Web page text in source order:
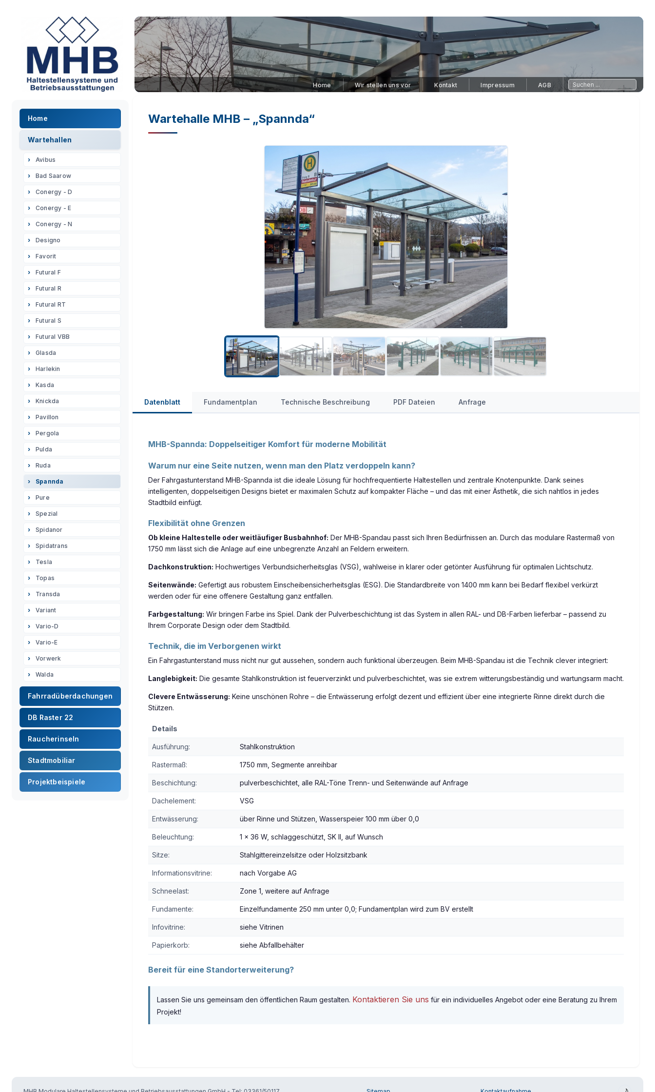
Home Wir stellen uns vor Kontakt Impressum AGB
Home
Wartehallen
Avibus
Bad Saarow
Conergy - D
Conergy - E
Conergy - N
Designo
Favorit
Futural F
Futural R
Futural RT
Futural S
Futural VBB
Glasda
Harlekin
Kasda
Knickda
Pavillon
Pergola
Pulda
Ruda
Spannda
Pure
Spezial
Spidanor
Spidatrans
Tesla
Topas
Transda
Variant
Vario-D
Vario-E
Vorwerk
Walda
Fahrradüberdachungen
DB Raster 22
Raucherinseln
Stadtmobiliar
Projektbeispiele
Wartehalle MHB – „Spannda“
Datenblatt Fundamentplan Technische Beschreibung PDF Dateien Anfrage
MHB-Spannda: Doppelseitiger Komfort für moderne Mobilität
Warum nur eine Seite nutzen, wenn man den Platz verdoppeln kann?
Der Fahrgastunterstand MHB-Spannda ist die ideale Lösung für hochfrequentierte Haltestellen und zentrale Knotenpunkte. Dank seines
intelligenten, doppelseitigen Designs bietet er maximalen Schutz auf kompakter Fläche – und das mit einer Ästhetik, die sich nahtlos in jedes
Stadtbild einfügt.
Flexibilität ohne Grenzen
Ob kleine Haltestelle oder weitläufiger Busbahnhof: Der MHB-Spandau passt sich Ihren Bedürfnissen an. Durch das modulare Rastermaß von
1750 mm lässt sich die Anlage auf eine unbegrenzte Anzahl an Feldern erweitern.
Dachkonstruktion: Hochwertiges Verbundsicherheitsglas (VSG), wahlweise in klarer oder getönter Ausführung für optimalen Lichtschutz.
Seitenwände: Gefertigt aus robustem Einscheibensicherheitsglas (ESG). Die Standardbreite von 1400 mm kann bei Bedarf flexibel verkürzt
werden oder für eine offenere Gestaltung ganz entfallen.
Farbgestaltung: Wir bringen Farbe ins Spiel. Dank der Pulverbeschichtung ist das System in allen RAL- und DB-Farben lieferbar – passend zu
Ihrem Corporate Design oder dem Stadtbild.
Technik, die im Verborgenen wirkt
Ein Fahrgastunterstand muss nicht nur gut aussehen, sondern auch funktional überzeugen. Beim MHB-Spandau ist die Technik clever integriert:
Langlebigkeit: Die gesamte Stahlkonstruktion ist feuerverzinkt und pulverbeschichtet, was sie extrem witterungsbeständig und wartungsarm macht.
Clevere Entwässerung: Keine unschönen Rohre – die Entwässerung erfolgt dezent und effizient über eine integrierte Rinne direkt durch die
Stützen.
Details
Ausführung: Stahlkonstruktion
Rastermaß: 1750 mm, Segmente anreihbar
Beschichtung: pulverbeschichtet, alle RAL-Töne Trenn- und Seitenwände auf Anfrage
Dachelement: VSG
Entwässerung: über Rinne und Stützen, Wasserspeier 100 mm über 0,0
Beleuchtung: 1 x 36 W, schlaggeschützt, SK II, auf Wunsch
Sitze: Stahlgittereinzelsitze oder Holzsitzbank
Informationsvitrine: nach Vorgabe AG
Schneelast: Zone 1, weitere auf Anfrage
Fundamente: Einzelfundamente 250 mm unter 0,0; Fundamentplan wird zum BV erstellt
Infovitrine: siehe Vitrinen
Papierkorb: siehe Abfallbehälter
Bereit für eine Standorterweiterung?
Lassen Sie uns gemeinsam den öffentlichen Raum gestalten. Kontaktieren Sie uns für ein individuelles Angebot oder eine Beratung zu Ihrem
Projekt!